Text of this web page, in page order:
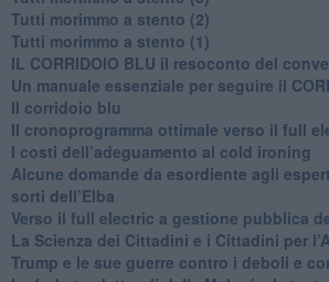
Tutti morimmo a stento (2)
​Tutti morimmo a stento (1)
IL CORRIDOIO BLU il resoconto del
Un manuale essenziale per seguire il
Il corridoio blu
​Il cronoprogramma ottimale verso il full
​I costi dell’adeguamento al cold ironing
Alcune domande da esordiente agli
sorti dell’Elba
Verso il full electric a gestione pubblica
​La Scienza dei Cittadini e i Cittadini per
Trump e le sue guerre contro i deboli e